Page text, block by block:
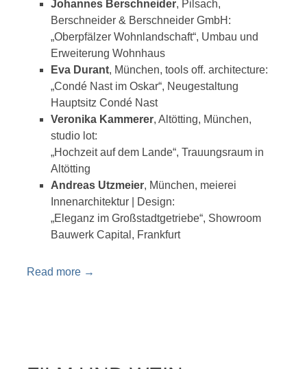
Johannes Berschneider, Pilsach,
Berschneider & Berschneider GmbH:
„Oberpfälzer Wohnlandschaft“, Umbau und
Erweiterung Wohnhaus
Eva Durant, München, tools off. architecture:
„Condé Nast im Oskar“, Neugestaltung
Hauptsitz Condé Nast
Veronika Kammerer, Altötting, München,
studio lot:
„Hochzeit auf dem Lande“, Trauungsraum in
Altötting
Andreas Utzmeier, München, meierei
Innenarchitektur | Design:
„Eleganz im Großstadtgetriebe“, Showroom
Bauwerk Capital, Frankfurt
Read more →